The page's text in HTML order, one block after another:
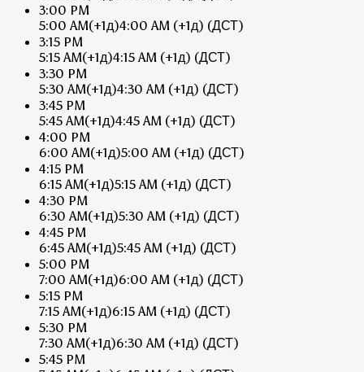
3:00 PM
5:00 AM(+1д)4:00 AM (+1д) (ДСТ)
3:15 PM
5:15 AM(+1д)4:15 AM (+1д) (ДСТ)
3:30 PM
5:30 AM(+1д)4:30 AM (+1д) (ДСТ)
3:45 PM
5:45 AM(+1д)4:45 AM (+1д) (ДСТ)
4:00 PM
6:00 AM(+1д)5:00 AM (+1д) (ДСТ)
4:15 PM
6:15 AM(+1д)5:15 AM (+1д) (ДСТ)
4:30 PM
6:30 AM(+1д)5:30 AM (+1д) (ДСТ)
4:45 PM
6:45 AM(+1д)5:45 AM (+1д) (ДСТ)
5:00 PM
7:00 AM(+1д)6:00 AM (+1д) (ДСТ)
5:15 PM
7:15 AM(+1д)6:15 AM (+1д) (ДСТ)
5:30 PM
7:30 AM(+1д)6:30 AM (+1д) (ДСТ)
5:45 PM